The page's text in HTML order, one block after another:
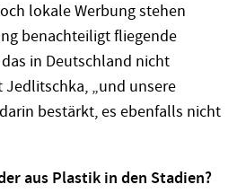
lokale Werbung stehen
benachteiligt fliegende
in Deutschland nicht
„und unsere
bestärkt, es ebenfalls nicht
aus Plastik in den Stadien?